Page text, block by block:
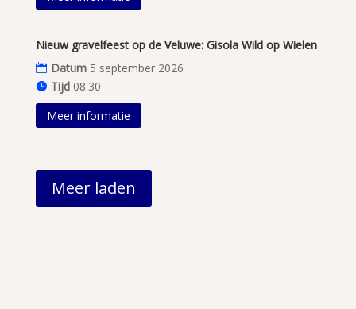
Nieuw gravelfeest op de Veluwe: Gisola Wild op Wielen
Datum 5 september 2026
Tijd 08:30
Meer informatie
Meer laden